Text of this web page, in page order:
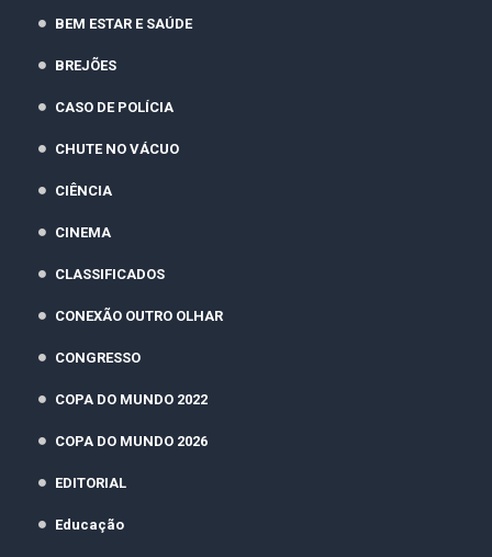
BEM ESTAR E SAÚDE
BREJÕES
CASO DE POLÍCIA
CHUTE NO VÁCUO
CIÊNCIA
CINEMA
CLASSIFICADOS
CONEXÃO OUTRO OLHAR
CONGRESSO
COPA DO MUNDO 2022
COPA DO MUNDO 2026
EDITORIAL
Educação